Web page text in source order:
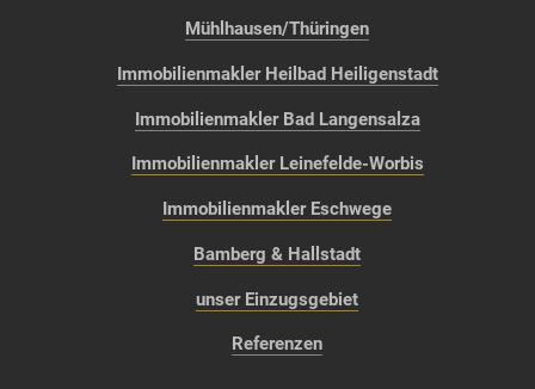
Mühlhausen/Thüringen
Immobilienmakler Heilbad Heiligenstadt
Immobilienmakler Bad Langensalza
Immobilienmakler Leinefelde-Worbis
Immobilienmakler Eschwege
Bamberg & Hallstadt
unser Einzugsgebiet
Referenzen